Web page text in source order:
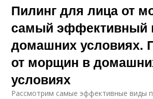
Пилинг для лица от
самый эффективный
домашних условиях.
от морщин в
условиях
Рассмотрим самые эффективные виды